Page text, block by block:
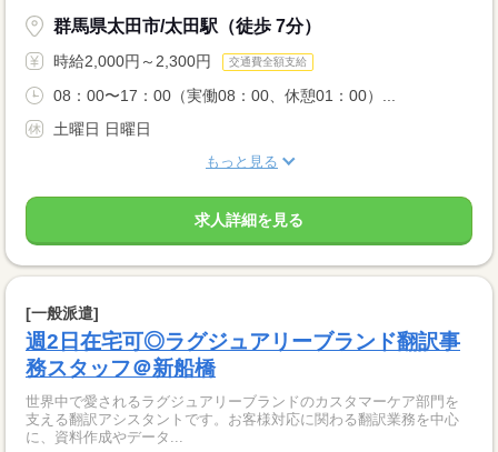
群馬県太田市/太田駅（徒歩 7分）
時給2,000円～2,300円 交通費全額支給
08：00〜17：00（実働08：00、休憩01：00）...
土曜日 日曜日
もっと見る
求人詳細を見る
[一般派遣]
週2日在宅可◎ラグジュアリーブランド翻訳事
務スタッフ＠新船橋
世界中で愛されるラグジュアリーブランドのカスタマーケア部門を
支える翻訳アシスタントです。お客様対応に関わる翻訳業務を中心
に、資料作成やデータ...